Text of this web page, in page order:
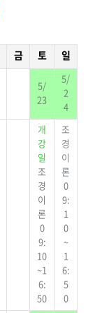
금 토 일
5/
23
5/
2
4
개
강
일
조
경
이
론
0
9:
10
~1
6:
50
조
경
이
론
0
9:
1
0
~
1
6:
5
0